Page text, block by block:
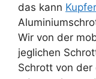
das kann
Wir von der
jeglichen
Schrott von der